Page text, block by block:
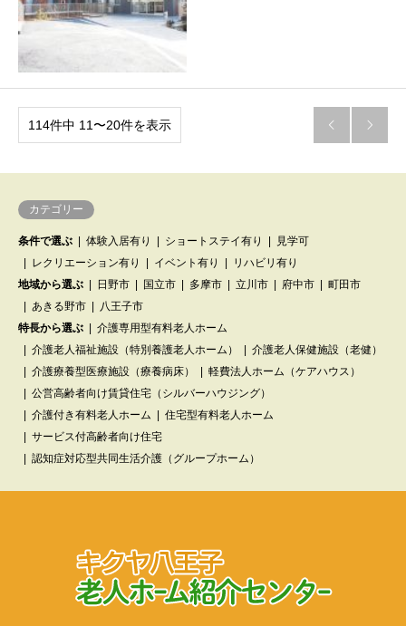
114件中 11〜20件を表示  
カテゴリー
条件で選ぶ 体験入居有り ショートステイ有り
見学可
レクリエーション有り
イベント有り
リハビリ有り
地域から選ぶ
日野市 国立市 多摩市 立川市 府中市
町田市
あきる野市
八王子市
特長から選ぶ
介護専用型有料老人ホーム
介護老人福祉施設（特別養護老人ホーム）
介護老人保健施設（老健）
介護療養型医療施設（療養病床）
軽費法人ホーム（ケアハウス）
公営高齢者向け賃貸住宅（シルバーハウジング）
介護付き有料老人ホーム
住宅型有料老人ホーム
サービス付高齢者向け住宅
認知症対応型共同生活介護（グループホーム）